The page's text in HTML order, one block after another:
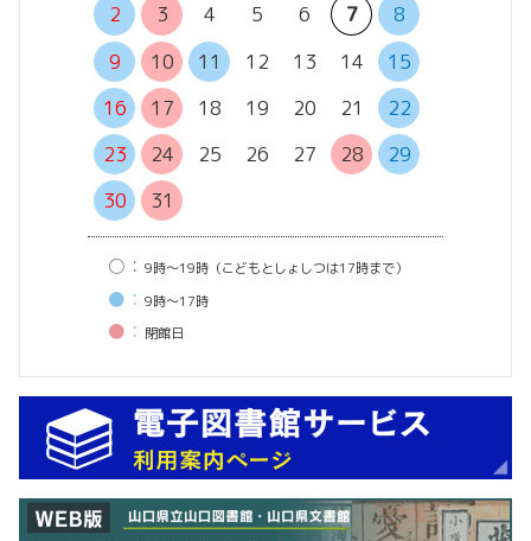
2
3 4 5 6 7
8
9
10 11 12 13 14
15
16
17 18 19 20 21
22
23
24 25 26 27 28
29
30
31
○： 9時〜19時（こどもとしょしつは17時まで）
●： 9時〜17時
●： 閉館⽇